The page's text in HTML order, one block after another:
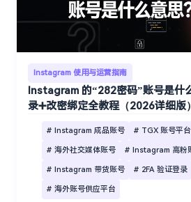
Instagram 使用与运营指南
Instagram 的“282密码”账号是什
录➕改密绑定全教程（2026详细版）
# Instagram 成品账号 # TGX 账号平台
# 海外社交媒体账号 # Instagram 高粉
# Instagram 带货账号 # 2FA 验证登录
# 海外账号供应平台